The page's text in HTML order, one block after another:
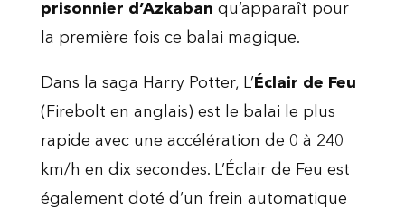
prisonnier d’Azkaban qu’apparaît pour
la première fois ce balai magique.
Dans la saga Harry Potter, L’ Éclair de Feu
(Firebolt en anglais) est le balai le plus
rapide avec une accélération de 0 à 240
km/h en dix secondes. L’Éclair de Feu est
également doté d’un frein automatique